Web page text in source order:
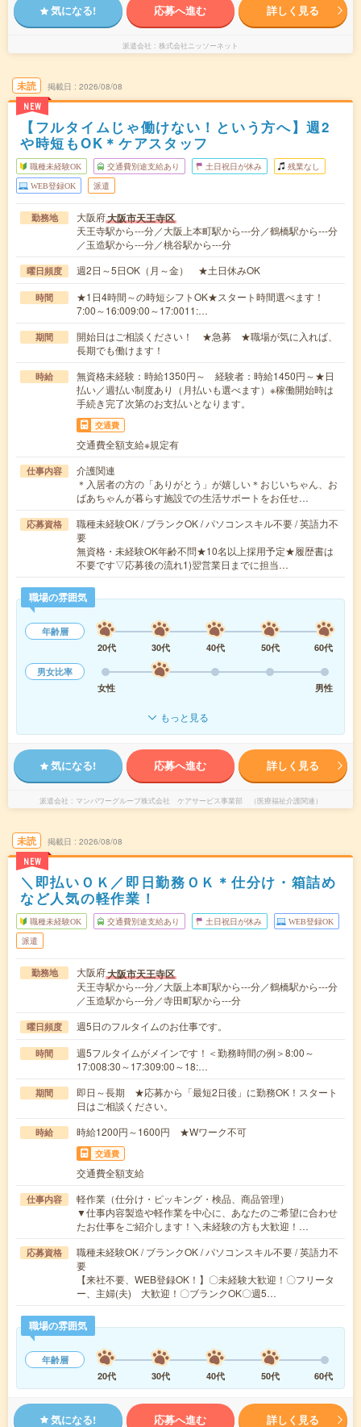
気になる! 応募へ進む 詳しく見る
派遣会社 株式会社ニッソーネット
未読
NEW
掲載日 2026/08/08
【フルタイムじゃ働けない！という方へ】週2
や時短もOK＊ケアスタッフ
職種未経験OK 交通費別途支給あり 土日祝日が休み 残業なし
WEB登録OK 派遣
勤務地 大阪府大阪市天王寺区
天王寺駅から---分／大阪上本町駅から---分／鶴橋駅から---分
／玉造駅から---分／桃谷駅から---分
曜日頻度 週2日～5日OK（月～金） ★土日休みOK
時間
★1日4時間～の時短シフトOK★スタート時間選べます！
7:00～16:009:00～17:0011:…
期間
開始日はご相談ください！ ★急募 ★職場が気に入れば、
長期でも働けます！
時給
無資格未経験：時給1350円～ 経験者：時給1450円～★日
払い／週払い制度あり（月払いも選べます）※稼働開始時は
手続き完了次第のお支払いとなります。
交通費
交通費全額支給※規定有
仕事内容
介護関連
＊入居者の方の「ありがとう」が嬉しい＊おじいちゃん、お
ばあちゃんが暮らす施設での生活サポートをお任せ…
応募資格
職種未経験OK / ブランクOK / パソコンスキル不要 / 英語力不
要
無資格・未経験OK年齢不問★10名以上採用予定★履歴書は
不要です▽応募後の流れ1)翌営業日までに担当…
職場の雰囲気
年齢層
20代
30代 40代 50代
60代
男女比率
女性
男性
もっと見る
気になる! 応募へ進む 詳しく見る
派遣会社 マンパワーグループ株式会社 ケアサービス事業部 （医療福祉介護関連）
未読
NEW
掲載日 2026/08/08
＼即払いＯＫ／即日勤務ＯＫ＊仕分け・箱詰め
など人気の軽作業！
職種未経験OK 交通費別途支給あり 土日祝日が休み WEB登録OK
派遣
勤務地 大阪府大阪市天王寺区
天王寺駅から---分／大阪上本町駅から---分／鶴橋駅から---分
／玉造駅から---分／寺田町駅から---分
曜日頻度 週5日のフルタイムのお仕事です。
時間
週5フルタイムがメインです！＜勤務時間の例＞8:00～
17:008:30～17:309:00～18:…
期間
即日～長期 ★応募から「最短2日後」に勤務OK！スタート
日はご相談ください。
時給 時給1200円～1600円 ★Wワーク不可
交通費
交通費全額支給
仕事内容
軽作業（仕分け・ピッキング・検品、商品管理）
▼仕事内容製造や軽作業を中心に、あなたのご希望に合わせ
たお仕事をご紹介します！＼未経験の方も大歓迎！…
応募資格
職種未経験OK / ブランクOK / パソコンスキル不要 / 英語力不
要
【来社不要、WEB登録OK！】〇未経験大歓迎！〇フリータ
ー、主婦(夫) 大歓迎！〇ブランクOK〇週5…
職場の雰囲気
年齢層
20代
30代 40代 50代 60代
気になる! 応募へ進む 詳しく見る